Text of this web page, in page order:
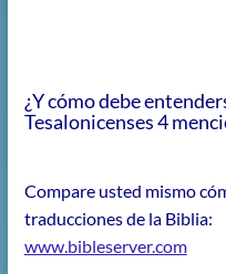
¿Y cómo debe
Tesalonicenses 4
Compare usted mismo
traducciones de la Biblia:
www.bibleserver.com